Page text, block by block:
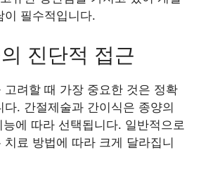
이 필수적입니다.
진단적 접근
고려할 때 가장 중요한 것은 정확
다. 간절제술과 간이식은 종양의
에 따라 선택됩니다. 일반적으로
치료 방법에 따라 크게 달라집니